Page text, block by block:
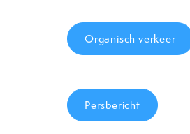
Organisch verkeer
Persbericht